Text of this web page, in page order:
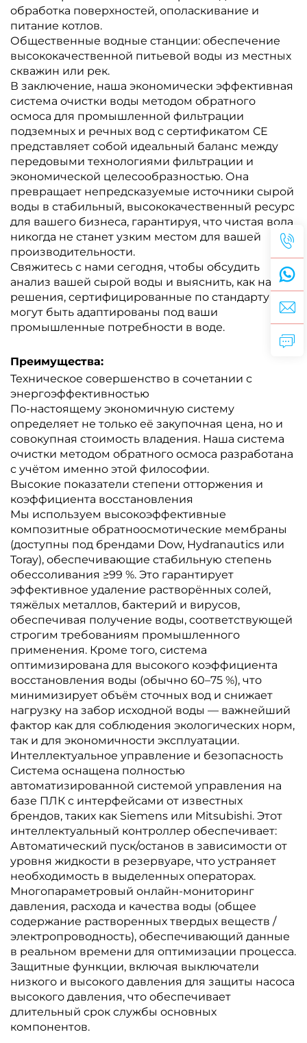
обработка поверхностей, ополаскивание и
питание котлов.
Общественные водные станции: обеспечение
высококачественной питьевой воды из местных
скважин или рек.
В заключение, наша экономически эффективная
система очистки воды методом обратного
осмоса для промышленной фильтрации
подземных и речных вод с сертификатом СЕ
представляет собой идеальный баланс между
передовыми технологиями фильтрации и
экономической целесообразностью. Она
превращает непредсказуемые источники сырой
воды в стабильный, высококачественный ресурс
для вашего бизнеса, гарантируя, что чистая вода
никогда не станет узким местом для вашей
производительности.
Свяжитесь с нами сегодня, чтобы обсудить
анализ вашей сырой воды и выяснить, как наши
решения, сертифицированные по стандарту СЕ,
могут быть адаптированы под ваши
промышленные потребности в воде.
Преимущества:
Техническое совершенство в сочетании с
энергоэффективностью
По-настоящему экономичную систему
определяет не только её закупочная цена, но и
совокупная стоимость владения. Наша система
очистки методом обратного осмоса разработана
с учётом именно этой философии.
Высокие показатели степени отторжения и
коэффициента восстановления
Мы используем высокоэффективные
композитные обратноосмотические мембраны
(доступны под брендами Dow, Hydranautics или
Toray), обеспечивающие стабильную степень
обессоливания ≥99 %. Это гарантирует
эффективное удаление растворённых солей,
тяжёлых металлов, бактерий и вирусов,
обеспечивая получение воды, соответствующей
строгим требованиям промышленного
применения. Кроме того, система
оптимизирована для высокого коэффициента
восстановления воды (обычно 60–75 %), что
минимизирует объём сточных вод и снижает
нагрузку на забор исходной воды — важнейший
фактор как для соблюдения экологических норм,
так и для экономичности эксплуатации.
Интеллектуальное управление и безопасность
Система оснащена полностью
автоматизированной системой управления на
базе ПЛК с интерфейсами от известных
брендов, таких как Siemens или Mitsubishi. Этот
интеллектуальный контроллер обеспечивает:
Автоматический пуск/останов в зависимости от
уровня жидкости в резервуаре, что устраняет
необходимость в выделенных операторах.
Многопараметровый онлайн-мониторинг
давления, расхода и качества воды (общее
содержание растворенных твердых веществ /
электропроводность), обеспечивающий данные
в реальном времени для оптимизации процесса.
Защитные функции, включая выключатели
низкого и высокого давления для защиты насоса
высокого давления, что обеспечивает
длительный срок службы основных
компонентов.